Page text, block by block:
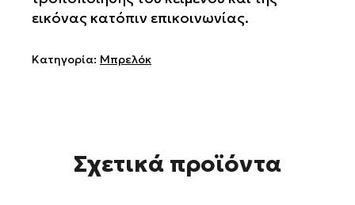
εικόνας κατόπιν επικοινωνίας.
Κατηγορία: Μπρελόκ
Σχετικά προϊόντα